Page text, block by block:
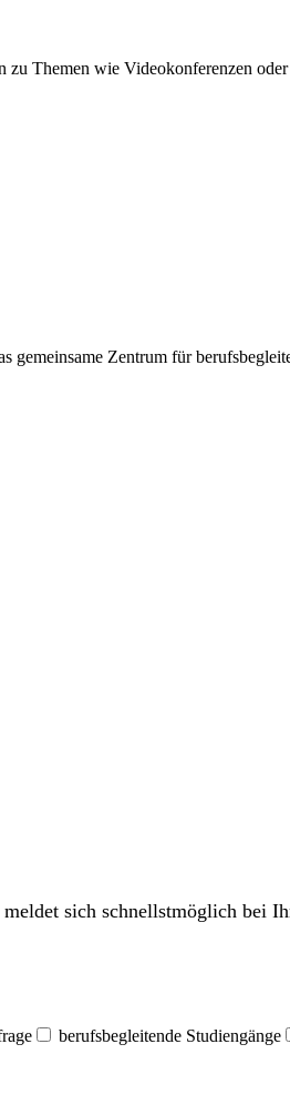
zu Themen wie Videokonferenzen
gemeinsame Zentrum für
sich schnellstmöglich bei
berufsbegleitende Studiengänge